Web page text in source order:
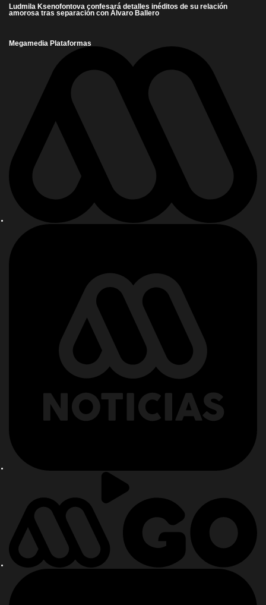
Ludmila Ksenofontova confesará detalles inéditos de su relación
amorosa tras separación con Álvaro Ballero
Megamedia Plataformas